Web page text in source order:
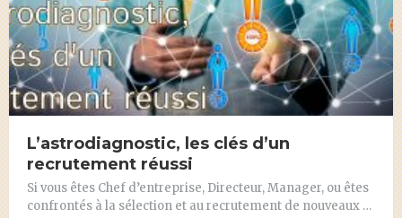
L’astrodiagnostic, les clés d’un
recrutement réussi
Si vous êtes Chef d’entreprise, Directeur, Manager, ou êtes
confrontés à la sélection et au recrutement de nouveaux …